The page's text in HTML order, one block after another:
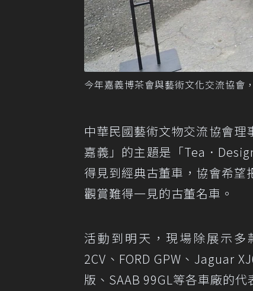
今年嘉義博茶會與藝術文化交流協會
中華民國藝術文物交流協會理
嘉義」的主題是「Tea．
得見到經典古董車，協會希
觀賞難得一見的古董名車。
活動到明天，現場除展示多
2CV、FORD GPW、Jaguar
版、SAAB 99GL等各車廠的